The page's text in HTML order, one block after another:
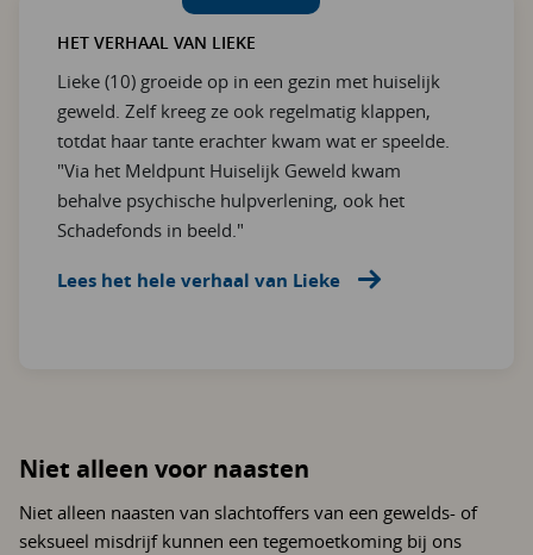
HET VERHAAL VAN LIEKE
Lieke (10) groeide op in een gezin met huiselijk
geweld. Zelf kreeg ze ook regelmatig klappen,
totdat haar tante erachter kwam wat er speelde.
"Via het Meldpunt Huiselijk Geweld kwam
behalve psychische hulpverlening, ook het
Schadefonds in beeld."
Lees het hele verhaal van Lieke
Niet alleen voor naasten
Niet alleen naasten van slachtoffers van een gewelds- of
seksueel misdrijf kunnen een tegemoetkoming bij ons